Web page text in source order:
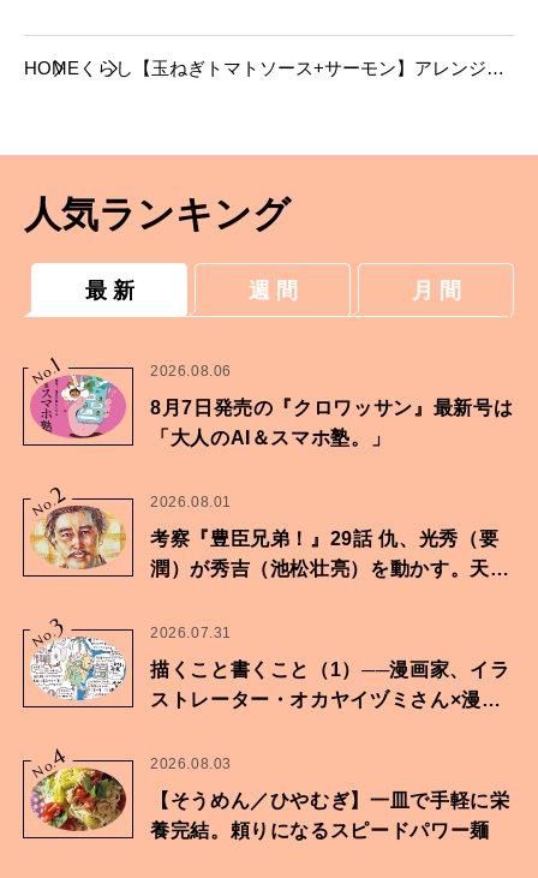
HOME くらし
【玉ねぎトマトソース+サーモン】アレンジ自
人気ランキング
最 新 週 間 月 間
No.
1 2026.08.06
8月7日発売の『クロワッサン』最新号は
「大人のAI＆スマホ塾。」
No.2 2026.08.01
考察『豊臣兄弟！』29話 仇、光秀（要
潤）が秀吉（池松壮亮）を動かす。天下
No.3 2026.07.31
描くこと書くこと（1）──漫画家、イラ
ストレーター・オカヤイヅミさん×漫画
No.4 2026.08.03
【そうめん／ひやむぎ】一皿で手軽に栄
養完結。頼りになるスピードパワー麺